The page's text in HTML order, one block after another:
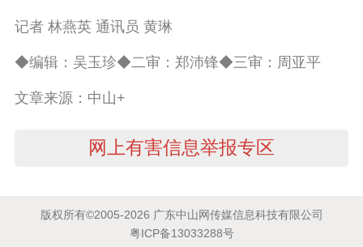
记者 林燕英 通讯员 黄琳
◆编辑：吴玉珍◆二审：郑沛锋◆三审：周亚平
文章来源：中山+
网上有害信息举报专区
版权所有©2005-2026 广东中山网传媒信息科技有限公司
粤ICP备13033288号